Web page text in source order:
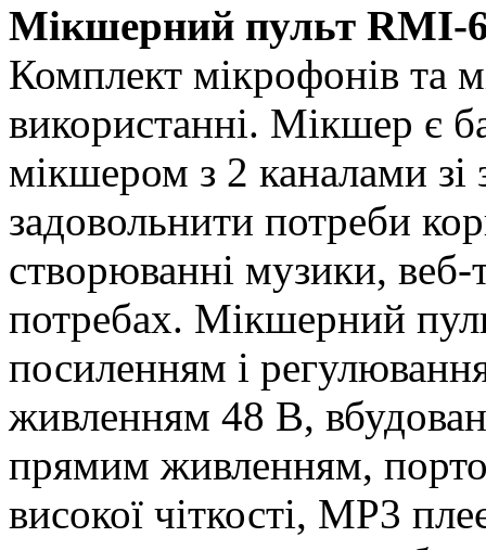
Мікшерний пульт RMI-
Комплект мікрофонів та
використанні. Мікшер є
мікшером з 2 каналами
задовольнити потреби
створюванні музики, веб-
потребах. Мікшерний
посиленням і
живленням 48 В,
прямим живленням,
високої чіткості, MP3